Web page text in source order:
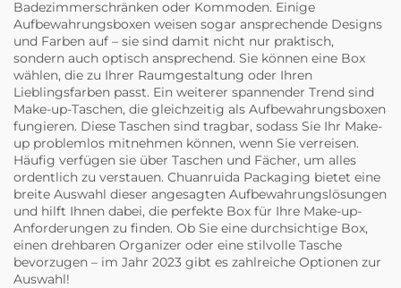
Badezimmerschränken oder Kommoden. Einige
Aufbewahrungsboxen weisen sogar ansprechende Designs
und Farben auf – sie sind damit nicht nur praktisch,
sondern auch optisch ansprechend. Sie können eine Box
wählen, die zu Ihrer Raumgestaltung oder Ihren
Lieblingsfarben passt. Ein weiterer spannender Trend sind
Make-up-Taschen, die gleichzeitig als Aufbewahrungsboxen
fungieren. Diese Taschen sind tragbar, sodass Sie Ihr Make-
up problemlos mitnehmen können, wenn Sie verreisen.
Häufig verfügen sie über Taschen und Fächer, um alles
ordentlich zu verstauen. Chuanruida Packaging bietet eine
breite Auswahl dieser angesagten Aufbewahrungslösungen
und hilft Ihnen dabei, die perfekte Box für Ihre Make-up-
Anforderungen zu finden. Ob Sie eine durchsichtige Box,
einen drehbaren Organizer oder eine stilvolle Tasche
bevorzugen – im Jahr 2023 gibt es zahlreiche Optionen zur
Auswahl!